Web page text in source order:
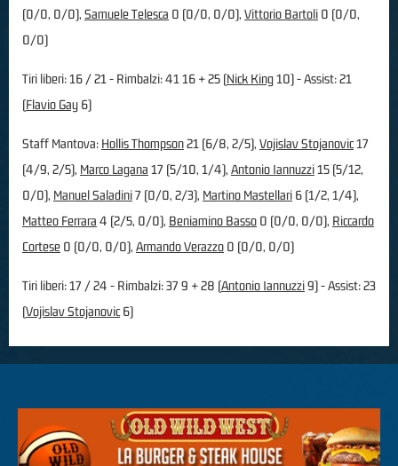
(0/0, 0/0), Samuele Telesca 0 (0/0, 0/0), Vittorio Bartoli 0 (0/0,
0/0)
Tiri liberi: 16 / 21 - Rimbalzi: 41 16 + 25 (Nick King10) - Assist: 21
(Flavio Gay 6)
Staff Mantova: Hollis Thompson21 (6/8, 2/5), Vojislav Stojanovic17
(4/9, 2/5), Marco Lagana 17 (5/10, 1/4), Antonio Iannuzzi15 (5/12,
0/0), Manuel Saladini7 (0/0, 2/3), Martino Mastellari 6 (1/2, 1/4),
Matteo Ferrara 4 (2/5, 0/0), Beniamino Basso 0 (0/0, 0/0), Riccardo
Cortese 0 (0/0, 0/0), Armando Verazzo 0 (0/0, 0/0)
Tiri liberi: 17 / 24 - Rimbalzi: 37 9 + 28 (Antonio Iannuzzi9) - Assist: 23
(Vojislav Stojanovic6)